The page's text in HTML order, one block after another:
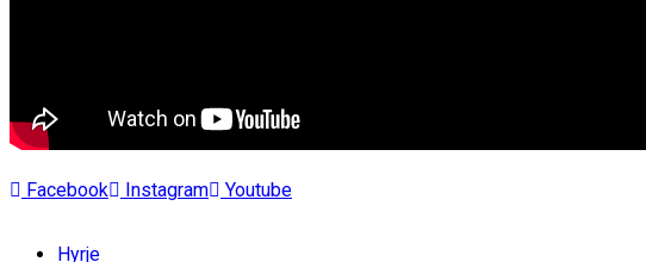
Facebook Instagram Youtube
Hyrje